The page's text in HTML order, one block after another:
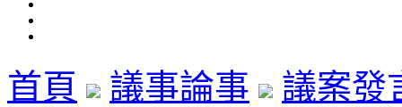
首頁 議事論事
議案發